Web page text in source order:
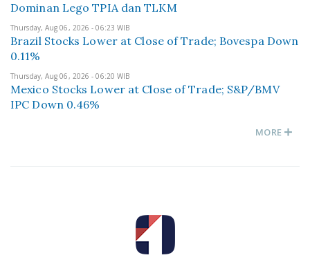
Dominan Lego TPIA dan TLKM
Thursday, Aug 06, 2026 - 06:23 WIB
Brazil Stocks Lower at Close of Trade; Bovespa Down
0.11%
Thursday, Aug 06, 2026 - 06:20 WIB
Mexico Stocks Lower at Close of Trade; S&P/BMV
IPC Down 0.46%
MORE